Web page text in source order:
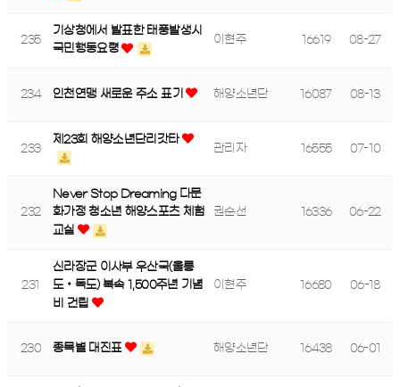
235
기상청에서 발표한 태풍발생시
국민행동요령
이현주 16619 08-27
234 인천연맹 새로운 주소 표기 해양소년단 16087 08-13
233
제23회 해양소년단리갓타
관리자 16555 07-10
232
Never Stop Dreaming 다문
화가정 청소년 해양스포츠 체험
교실
권순선 16336 06-22
231
신라장군 이사부 우산국(울릉
도‧독도) 복속 1,500주년 기념
비 건립
이현주 16680 06-18
230 종목별 대진표 해양소년단 16438 06-01